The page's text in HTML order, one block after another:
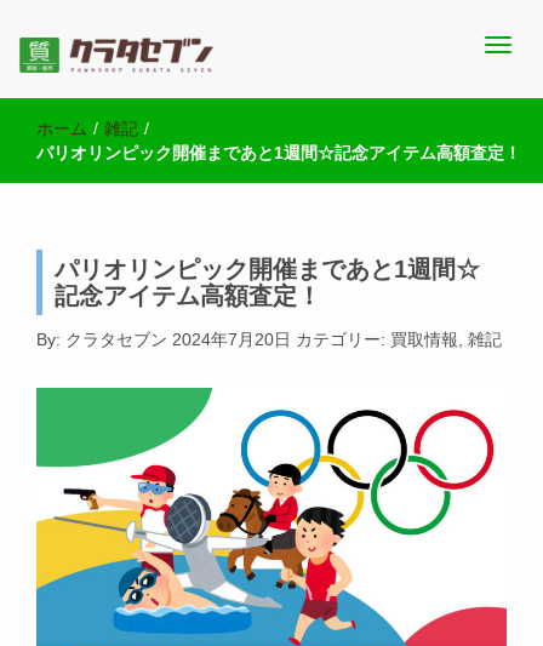
池袋の質屋クラタセブン 公式BLOG
績・販売商品情報や雑記をお届けします。
ホーム / 雑記 /
パリオリンピック開催まであと1週間☆記念アイテム高額査定！
パリオリンピック開催まであと1週間☆
記念アイテム高額査定！
By: クラタセブン 2024年7月20日 カテゴリー: 買取情報 雑記